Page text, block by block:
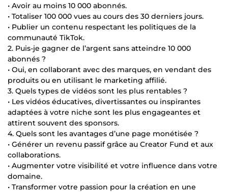
• Avoir au moins 10 000 abonnés.
• Totaliser 100 000 vues au cours des 30 derniers jours.
• Publier un contenu respectant les politiques de la
communauté TikTok.
2. Puis-je gagner de l’argent sans atteindre 10 000
abonnés ?
• Oui, en collaborant avec des marques, en vendant des
produits ou en utilisant le marketing affilié.
3. Quels types de vidéos sont les plus rentables ?
• Les vidéos éducatives, divertissantes ou inspirantes
adaptées à votre niche sont les plus engageantes et
attirent souvent des sponsors.
4. Quels sont les avantages d’une page monétisée ?
• Générer un revenu passif grâce au Creator Fund et aux
collaborations.
• Augmenter votre visibilité et votre influence dans votre
domaine.
• Transformer votre passion pour la création en une